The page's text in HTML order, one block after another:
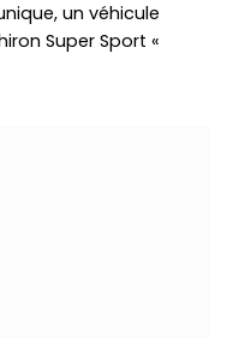
un véhicule
Super Sport «